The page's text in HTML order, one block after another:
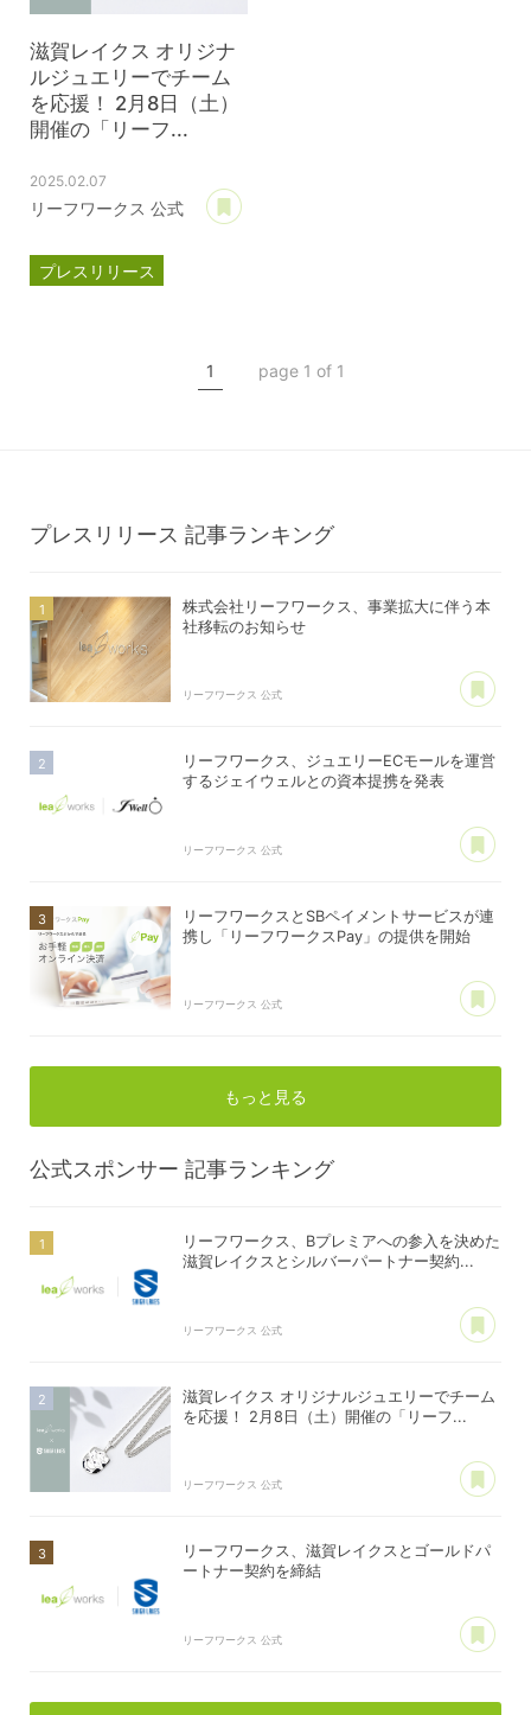
滋賀レイクス オリジナ
ルジュエリーでチーム
を応援！ 2月8日（土）
開催の「リーフ...
2025.02.07
リーフワークス 公式
プレスリリース
1 page 1 of 1
プレスリリース 記事ランキング
株式会社リーフワークス、事業拡大に伴う本
社移転のお知らせ
リーフワークス 公式
リーフワークス、ジュエリーECモールを運営
するジェイウェルとの資本提携を発表
リーフワークス 公式
リーフワークスとSBペイメントサービスが連
携し「リーフワークスPay」の提供を開始
リーフワークス 公式
もっと見る
公式スポンサー 記事ランキング
リーフワークス、Bプレミアへの参入を決めた
滋賀レイクスとシルバーパートナー契約...
リーフワークス 公式
滋賀レイクス オリジナルジュエリーでチーム
を応援！ 2月8日（土）開催の「リーフ...
リーフワークス 公式
リーフワークス、滋賀レイクスとゴールドパ
ートナー契約を締結
リーフワークス 公式